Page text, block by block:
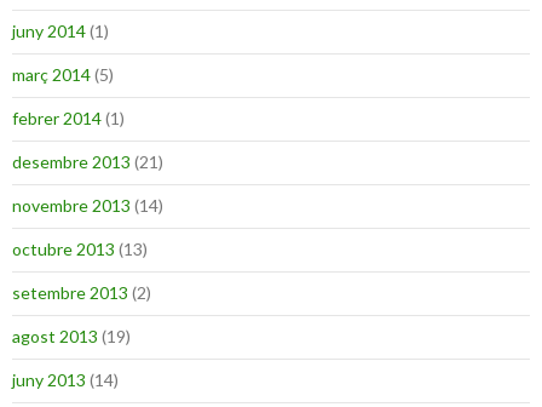
juny 2014(1)
març 2014(5)
febrer 2014(1)
desembre 2013 (21)
novembre 2013 (14)
octubre 2013 (13)
setembre 2013 (2)
agost 2013 (19)
juny 2013 (14)